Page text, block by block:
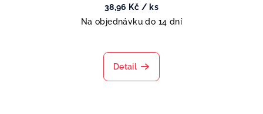
38,96 Kč / ks
Na objednávku do 14 dní
Detail